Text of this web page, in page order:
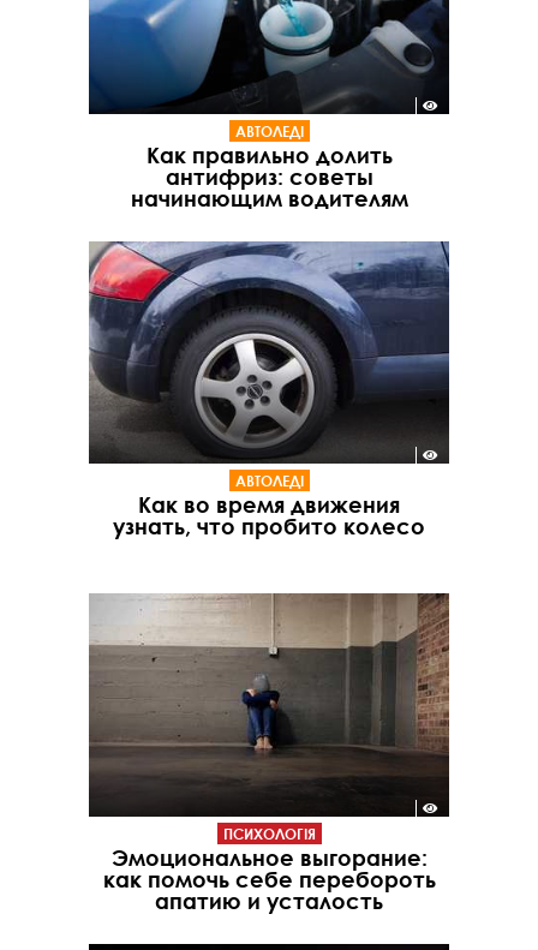
АВТОЛЕДІ
Как правильно долить
антифриз: советы
начинающим водителям
АВТОЛЕДІ
Как во время движения
узнать, что пробито колесо
ПСИХОЛОГІЯ
Эмоциональное выгорание:
как помочь себе перебороть
апатию и усталость